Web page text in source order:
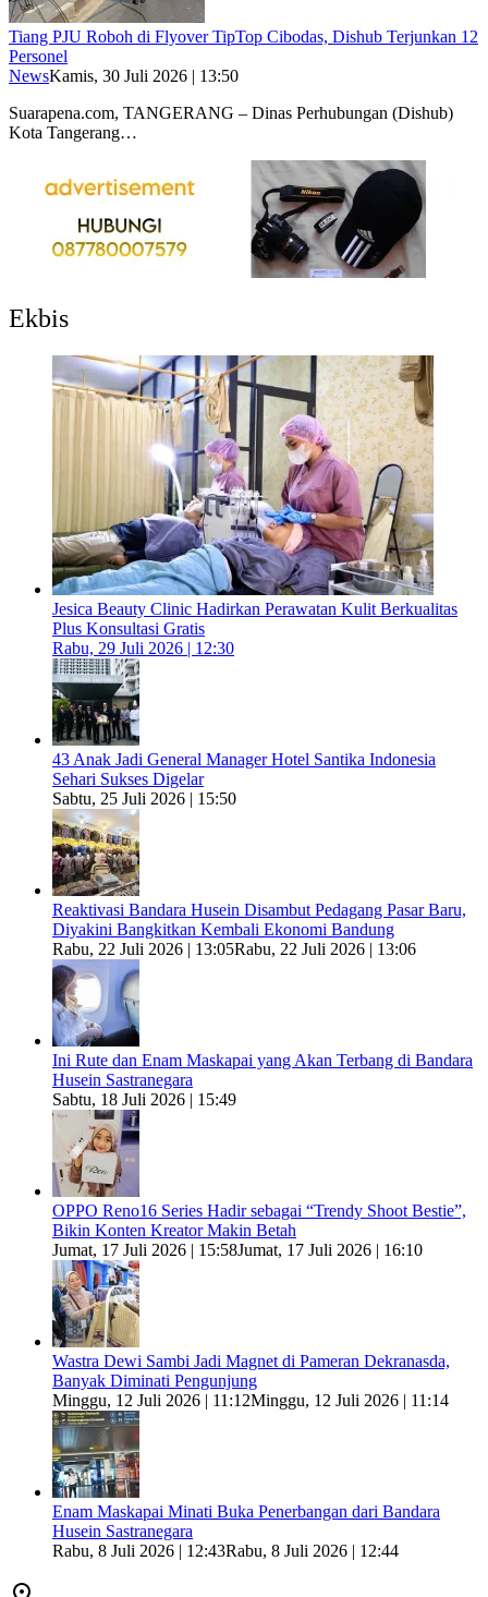
Tiang PJU Roboh di Flyover TipTop Cibodas, Dishub Terjunkan 12
Personel
NewsKamis, 30 Juli 2026 | 13:50
Suarapena.com, TANGERANG – Dinas Perhubungan (Dishub)
Kota Tangerang…
Ekbis
Jesica Beauty Clinic Hadirkan Perawatan Kulit Berkualitas
Plus Konsultasi Gratis
Rabu, 29 Juli 2026 | 12:30
43 Anak Jadi General Manager Hotel Santika Indonesia
Sehari Sukses Digelar
Sabtu, 25 Juli 2026 | 15:50
Reaktivasi Bandara Husein Disambut Pedagang Pasar Baru,
Diyakini Bangkitkan Kembali Ekonomi Bandung
Rabu, 22 Juli 2026 | 13:05Rabu, 22 Juli 2026 | 13:06
Ini Rute dan Enam Maskapai yang Akan Terbang di Bandara
Husein Sastranegara
Sabtu, 18 Juli 2026 | 15:49
OPPO Reno16 Series Hadir sebagai “Trendy Shoot Bestie”,
Bikin Konten Kreator Makin Betah
Jumat, 17 Juli 2026 | 15:58Jumat, 17 Juli 2026 | 16:10
Wastra Dewi Sambi Jadi Magnet di Pameran Dekranasda,
Banyak Diminati Pengunjung
Minggu, 12 Juli 2026 | 11:12Minggu, 12 Juli 2026 | 11:14
Enam Maskapai Minati Buka Penerbangan dari Bandara
Husein Sastranegara
Rabu, 8 Juli 2026 | 12:43Rabu, 8 Juli 2026 | 12:44